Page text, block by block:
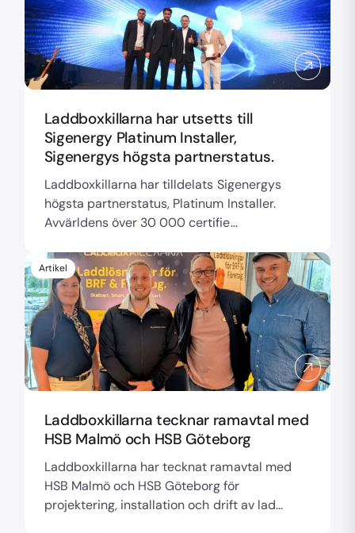
Laddboxkillarna har utsetts till
Sigenergy Platinum Installer,
Sigenergys högsta partnerstatus.
Laddboxkillarna har tilldelats Sigenergys
högsta partnerstatus, Platinum Installer.
Avvärldens över 30 000 certifie...
Artikel
Laddboxkillarna tecknar ramavtal med
HSB Malmö och HSB Göteborg
Laddboxkillarna har tecknat ramavtal med
HSB Malmö och HSB Göteborg för
projektering, installation och drift av lad...